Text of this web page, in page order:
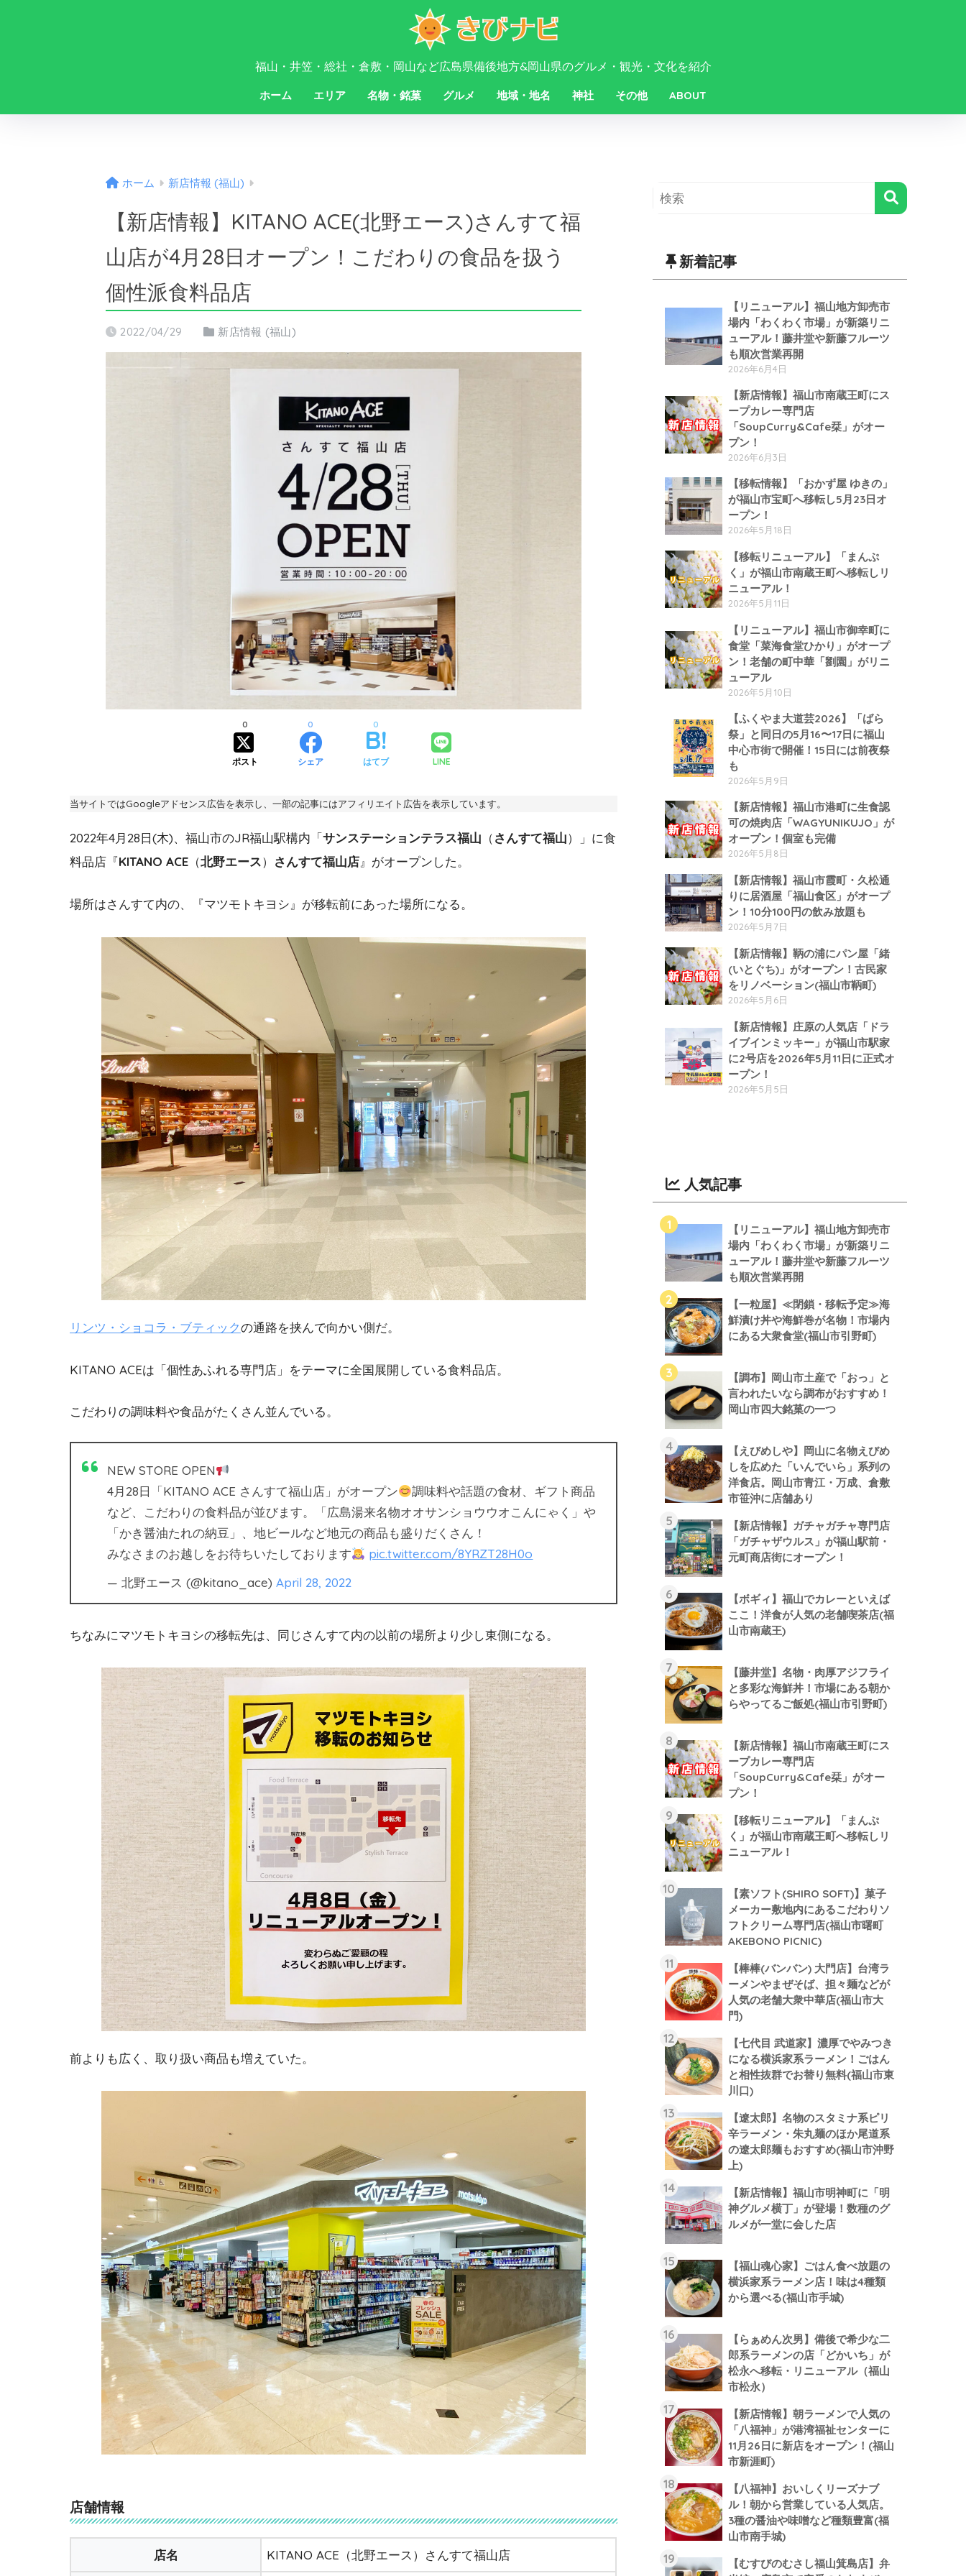
福山・井笠・総社・倉敷・岡山など広島県備後地方&岡山県のグルメ・観光・文化を紹介
ホーム エリア 名物・銘菓 グルメ 地域・地名 神社 その他 ABOUT
ホーム 新店情報 (福山)
【新店情報】KITANO ACE(北野エース)さんすて福
山店が4月28日オープン！こだわりの食品を扱う
個性派食料品店
2022/04/29 新店情報 (福山)
ポスト
0
シェア
0
はてブ
0
LINE
当サイトではGoogleアドセンス広告を表示し、一部の記事にはアフィリエイト広告を表示しています。
2022年4月28日(木)、福山市のJR福山駅構内「サンステーションテラス福山 （さんすて福山）」に食
料品店『KITANO ACE （北野エース） さんすて福山店』がオープンした。
場所はさんすて内の、『マツモトキヨシ』が移転前にあった場所になる。
リンツ・ショコラ・ブティックの通路を挟んで向かい側だ。
KITANO ACEは「個性あふれる専門店」をテーマに全国展開している食料品店。
こだわりの調味料や食品がたくさん並んでいる。
NEW STORE OPEN
4月28日「KITANO ACE さんすて福山店」がオープン
調味料や話題の食材、ギフト商品
など、こだわりの食料品が並びます。「広島湯来名物オオサンショウウオこんにゃく」や
「かき醤油たれの納豆」、地ビールなど地元の商品も盛りだくさん！
みなさまのお越しをお待ちいたしております
pic.twitter.com/8YRZT28H0o
— 北野エース (@kitano_ace) April 28, 2022
ちなみにマツモトキヨシの移転先は、同じさんすて内の以前の場所より少し東側になる。
前よりも広く、取り扱い商品も増えていた。
店舗情報
店名 KITANO ACE（北野エース）さんすて福山店
新着記事
【リニューアル】福山地方卸売市
場内「わくわく市場」が新築リニ
ューアル！藤井堂や新藤フルーツ
も順次営業再開
2026年6月4日
【新店情報】福山市南蔵王町にス
ープカレー専門店
「SoupCurry&Cafe栞」がオー
プン！
2026年6月3日
【移転情報】「おかず屋 ゆきの」
が福山市宝町へ移転し5月23日オ
ープン！
2026年5月18日
【移転リニューアル】「まんぷ
く」が福山市南蔵王町へ移転しリ
ニューアル！
2026年5月11日
【リニューアル】福山市御幸町に
食堂「菜海食堂ひかり」がオープ
ン！老舗の町中華「劉園」がリニ
ューアル
2026年5月10日
【ふくやま大道芸2026】「ばら
祭」と同日の5月16〜17日に福山
中心市街で開催！15日には前夜祭
も
2026年5月9日
【新店情報】福山市港町に生食認
可の焼肉店「WAGYUNIKUJO」が
オープン！個室も完備
2026年5月8日
【新店情報】福山市霞町・久松通
りに居酒屋「福山食区」がオープ
ン！10分100円の飲み放題も
2026年5月7日
【新店情報】鞆の浦にパン屋「緒
(いとぐち)」がオープン！古民家
をリノベーション(福山市鞆町)
2026年5月6日
【新店情報】庄原の人気店「ドラ
イブインミッキー」が福山市駅家
に2号店を2026年5月11日に正式オ
ープン！
2026年5月5日
人気記事
【リニューアル】福山地方卸売市
場内「わくわく市場」が新築リニ
ューアル！藤井堂や新藤フルーツ
も順次営業再開
【一粒屋】≪閉鎖・移転予定≫海
鮮漬け丼や海鮮巻が名物！市場内
にある大衆食堂(福山市引野町)
【調布】岡山市土産で「おっ」と
言われたいなら調布がおすすめ！
岡山市四大銘菓の一つ
【えびめしや】岡山に名物えびめ
しを広めた「いんでいら」系列の
洋食店。岡山市青江・万成、倉敷
市笹沖に店舗あり
【新店情報】ガチャガチャ専門店
「ガチャザウルス」が福山駅前・
元町商店街にオープン！
【ボギィ】福山でカレーといえば
ここ！洋食が人気の老舗喫茶店(福
山市南蔵王)
【藤井堂】名物・肉厚アジフライ
と多彩な海鮮丼！市場にある朝か
らやってるご飯処(福山市引野町)
【新店情報】福山市南蔵王町にス
ープカレー専門店
「SoupCurry&Cafe栞」がオー
プン！
【移転リニューアル】「まんぷ
く」が福山市南蔵王町へ移転しリ
ニューアル！
【素ソフト(SHIRO SOFT)】菓子
メーカー敷地内にあるこだわりソ
フトクリーム専門店(福山市曙町
AKEBONO PICNIC)
【棒棒(バンバン) 大門店】台湾ラ
ーメンやまぜそば、担々麺などが
人気の老舗大衆中華店(福山市大
門)
【七代目 武道家】濃厚でやみつき
になる横浜家系ラーメン！ごはん
と相性抜群でお替り無料(福山市東
川口)
【遼太郎】名物のスタミナ系ピリ
辛ラーメン・朱丸麺のほか尾道系
の遼太郎麺もおすすめ(福山市沖野
上)
【新店情報】福山市明神町に「明
神グルメ横丁」が登場！数種のグ
ルメが一堂に会した店
【福山魂心家】ごはん食べ放題の
横浜家系ラーメン店！味は4種類
から選べる(福山市手城)
【らぁめん次男】備後で希少な二
郎系ラーメンの店「どかいち」が
松永へ移転・リニューアル（福山
市松永）
【新店情報】朝ラーメンで人気の
「八福神」が港湾福祉センターに
11月26日に新店をオープン！(福山
市新涯町)
【八福神】おいしくリーズナブ
ル！朝から営業している人気店。
3種の醤油や味噌など種類豊富(福
山市南手城)
【むすびのむさし福山箕島店】弁